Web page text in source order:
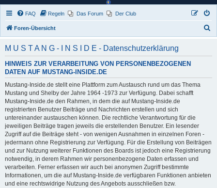
FAQ Regeln Das Forum Der Club
Foren-Übersicht
M U S T A N G - I N S I D E - Datenschutzerklärung
HINWEIS ZUR VERARBEITUNG VON PERSONENBEZOGENEN
DATEN AUF MUSTANG-INSIDE.DE
Mustang-Inside.de stellt eine Plattform zum Austausch rund um das Thema
Mustang und Shelby der Jahre 1964 -1973 zur Verfügung. Dabei schafft
Mustang-Inside.de den Rahmen, in dem die auf Mustang-Inside.de
registrierten Benutzer Beiträge und Nachrichten erstellen und sich
untereinander austauschen können. Die rechtliche Verantwortung für die
jeweiligen Beiträge tragen jeweils die erstellenden Benutzer. Ein lesender
Zugriff auf die Beiträge steht - von wenigen Ausnahmen in einzelnen Foren -
jedermann ohne Registrierung zur Verfügung. Für die Erstellung von Beiträgen
und zur Nutzung weiterer Funktionen des Boards ist jedoch eine Registrierung
notwendig, in derem Rahmen wir personenbezogene Daten erfassen und
verarbeiten. Ferner erfassen wir auch bei anonymen Zugriff bestimmte
Informationen, um die auf Mustang-Inside.de verfügbaren Funktionen anbieten
und eine rechtswidrige Nutzung des Angebots ausschließen bzw.